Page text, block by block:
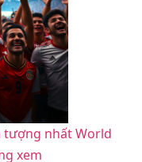
tượng nhất World
xem